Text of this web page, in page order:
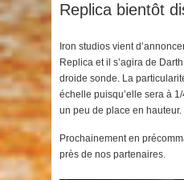
Replica bientôt
Iron studios vient
Replica et il s’agira de
droide sonde. La
échelle puisqu’elle sera à
un peu de place en hauteur.
Prochainement en
près de nos partenaires.